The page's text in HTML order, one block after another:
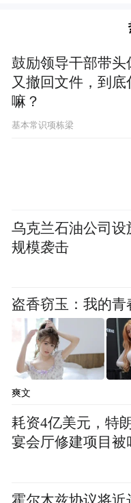
鼓励领导干部带头
又撤回文件，到底
嘛？
基本常识项栋梁
乌克兰石油公司设
规模袭击
盗香窃玉：我的青
爽文
耗资4亿美元，特
宴会厅修建项目被